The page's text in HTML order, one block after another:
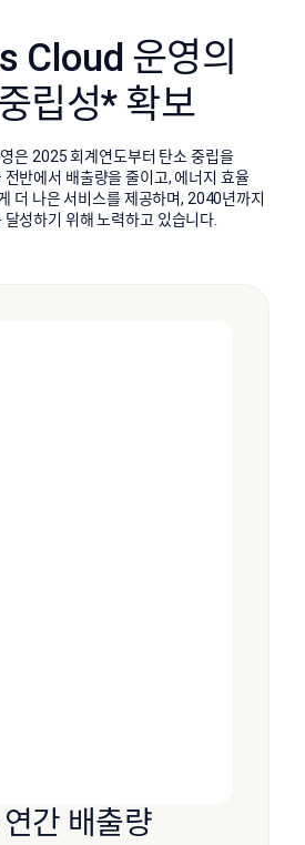
Cloud 운영의
립성* 확보
은 2025 회계연도부터 탄소 중립을
반에서 배출량을 줄이고, 에너지 효율
더 나은 서비스를 제공하며, 2040년까지
성하기 위해 노력하고 있습니다.
간 배출량